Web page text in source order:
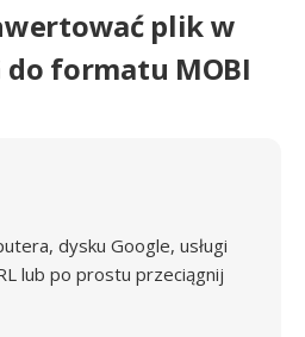
plik w
do formatu MOBI
dysku Google, usługi
lub po prostu przeciągnij